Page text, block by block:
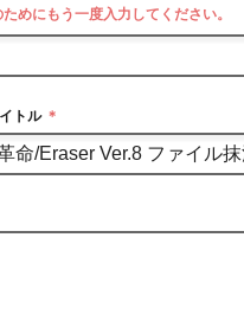
めにもう一度入力してください。
トル ＊